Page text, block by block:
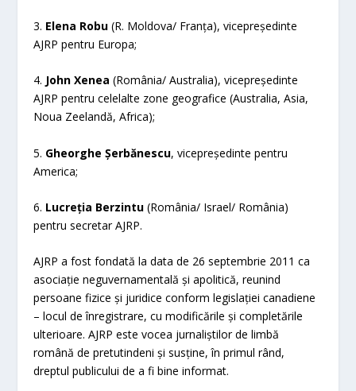
3. Elena Robu (R. Moldova/ Franța), vicepreședinte
AJRP pentru Europa;
4. John Xenea (România/ Australia), vicepreședinte
AJRP pentru celelalte zone geografice (Australia, Asia,
Noua Zeelandă, Africa);
5. Gheorghe Șerbănescu, vicepreședinte pentru
America;
6. Lucreția Berzintu (România/ Israel/ România)
pentru secretar AJRP.
AJRP a fost fondată la data de 26 septembrie 2011 ca
asociație neguvernamentală și apolitică, reunind
persoane fizice și juridice conform legislației canadiene
– locul de înregistrare, cu modificările și completările
ulterioare. AJRP este vocea jurnaliștilor de limbă
română de pretutindeni și susține, în primul rând,
dreptul publicului de a fi bine informat.